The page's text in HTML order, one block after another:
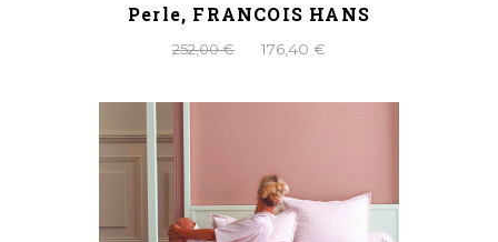
Perle, FRANCOIS HANS
252,00 € 176,40 €